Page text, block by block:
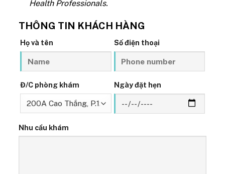
Health Professionals.
THÔNG TIN KHÁCH HÀNG
Họ và tên Số điện thoại
Đ/C phòng khám Ngày đặt hẹn
Nhu cầu khám